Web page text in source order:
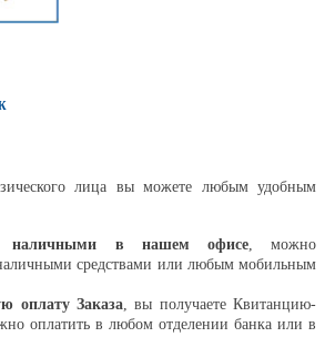
лица вы можете любым удобным
наличными в нашем офисе, можно
наличными средствами или любым мобильным
оплату Заказа , вы получаете Квитанцию-
оплатить в любом отделении банка или в